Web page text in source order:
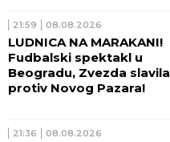
21:59 08.08.2026
LUDNICA NA MARAKANI!
Fudbalski spektakl u
Beogradu, Zvezda slavila
protiv Novog Pazara!
21:36 08.08.2026